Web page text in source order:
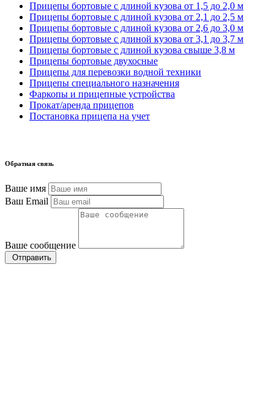
Прицепы бортовые с длиной кузова от 1,5 до 2,0 м
Прицепы бортовые с длиной кузова от 2,1 до 2,5 м
Прицепы бортовые с длиной кузова от 2,6 до 3,0 м
Прицепы бортовые с длиной кузова от 3,1 до 3,7 м
Прицепы бортовые с длиной кузова свыше 3,8 м
Прицепы бортовые двухосные
Прицепы для перевозки водной техники
Прицепы специального назначения
Фаркопы и прицепные устройства
Прокат/аренда прицепов
Постановка прицепа на учет
Обратная связь
Ваше имя
Ваш Email
Ваше сообщение
Отправить